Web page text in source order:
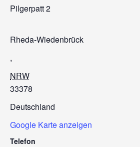
Pilgerpatt 2
Rheda-Wiedenbrück
,
NRW
33378
Deutschland
Google Karte anzeigen
Telefon